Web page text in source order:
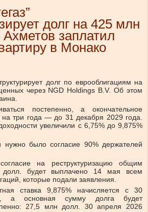
долг на 425 млн
заплатил
в Монако
долг по еврооблигациям на
через NGD Holdings B.V. Об этом
постепенно, а окончательное
на три года — до 31 декабря 2029 года.
увеличили с 6,75% до 9,875%
нужно было согласие 90% держателей
на реструктуризацию общим
будет выплачено 14 мая всем
которые подали заявления.
ставка 9,875% начисляется с 30
а основная сумму долга будет
27,5 млн долл. 30 апреля 2026